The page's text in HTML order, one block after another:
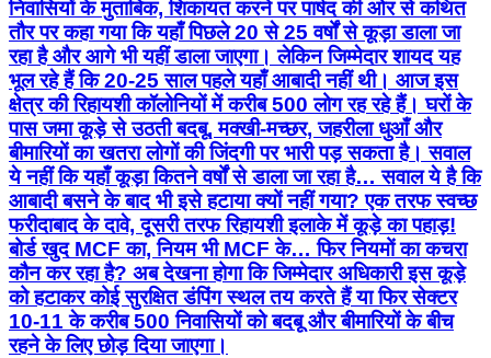
निवासियों के मुताबिक, शिकायत करने पर पार्षद की ओर से कथित
तौर पर कहा गया कि यहाँ पिछले 20 से 25 वर्षों से कूड़ा डाला जा
रहा है और आगे भी यहीं डाला जाएगा। लेकिन जिम्मेदार शायद यह
भूल रहे हैं कि 20-25 साल पहले यहाँ आबादी नहीं थी। आज इस
क्षेत्र की रिहायशी कॉलोनियों में करीब 500 लोग रह रहे हैं। घरों के
पास जमा कूड़े से उठती बदबू, मक्खी-मच्छर, जहरीला धुआँ और
बीमारियों का खतरा लोगों की जिंदगी पर भारी पड़ सकता है। सवाल
ये नहीं कि यहाँ कूड़ा कितने वर्षों से डाला जा रहा है… सवाल ये है कि
आबादी बसने के बाद भी इसे हटाया क्यों नहीं गया? एक तरफ स्वच्छ
फरीदाबाद के दावे, दूसरी तरफ रिहायशी इलाके में कूड़े का पहाड़!
बोर्ड खुद MCF का, नियम भी MCF के… फिर नियमों का कचरा
कौन कर रहा है? अब देखना होगा कि जिम्मेदार अधिकारी इस कूड़े
को हटाकर कोई सुरक्षित डंपिंग स्थल तय करते हैं या फिर सेक्टर
10-11 के करीब 500 निवासियों को बदबू और बीमारियों के बीच
रहने के लिए छोड़ दिया जाएगा।